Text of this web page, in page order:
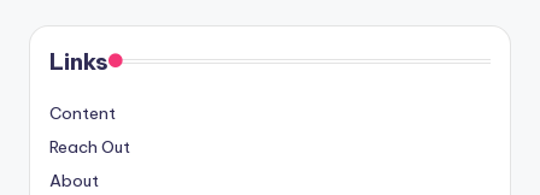
Links
Content
Reach Out
About